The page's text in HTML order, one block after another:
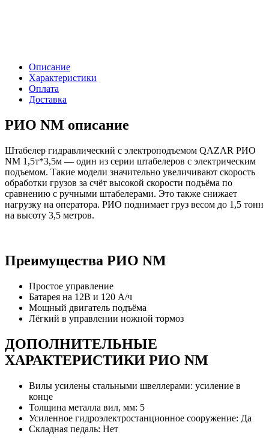
Описание
Характеристики
Оплата
Доставка
РИО NM описание
Штабелер гидравлический с электроподъемом QAZAR РИО
NM 1,5т*3,5м — один из серии штабелеров с электрическим
подъемом. Такие модели значительно увеличивают скорость
обработки грузов за счёт высокой скорости подъёма по
сравнению с ручными штабелерами. Это также снижает
нагрузку на оператора. РИО поднимает груз весом до 1,5 тонн
на высоту 3,5 метров.
Преимущества РИО NM
Простое управление
Батарея на 12В и 120 А/ч
Мощный двигатель подъёма
Лёгкий в управлении ножной тормоз
ДОПОЛНИТЕЛЬНЫЕ
ХАРАКТЕРИСТИКИ РИО NM
Вилы усилены стальными швеллерами: усиление в
конце
Толщина металла вил, мм: 5
Усиленное гидроэлектростанционное сооружение: Да
Складная педаль: Нет